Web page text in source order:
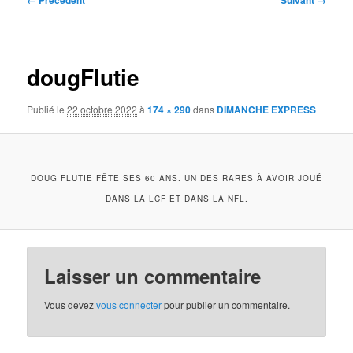
dougFlutie
Publié le22 octobre 2022 à174 × 290dans DIMANCHE EXPRESS
DOUG FLUTIE FÊTE SES 60 ANS. UN DES RARES À AVOIR JOUÉ
DANS LA LCF ET DANS LA NFL.
Laisser un commentaire
Vous devezvous connecterpour publier un commentaire.